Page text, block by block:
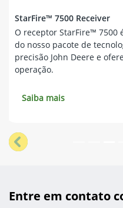
StarFire™ 7500 Receiver
O receptor StarFire™ 7500
do nosso pacote de
precisão John Deere e
operação.
Saiba mais
templates.template-
Entre em contato